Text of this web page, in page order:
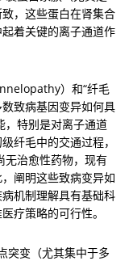
，这些蛋白在肾集合
着关键的离子通道作
）和“纤毛
致病基因变异如何具
特别是对离子通道
纤毛中的交通过程，
无治愈性药物，现有
阐明这些致病变异如
机制理解具有基础科
疗策略的可行性。
突变（尤其集中于多